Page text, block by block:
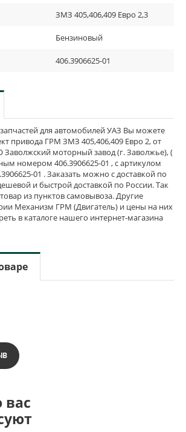
ЗМЗ 405,406,409 Евро 2,3
Бензиновый
406.3906625-01
для автомобилей УАЗ Вы можете
привода ГРМ ЗМЗ 405,406,409 Евро 2, от
Заволжский моторный завод (г. Заволжье), (
номером 406.3906625-01 , с артикулом
01 . Заказать можно с доставкой по
и быстрой доставкой по России. Так
из пунктов самовывоза. Другие
Механизм ГРМ (Двигатель) и цены на них
в каталоге нашего интернет-магазина